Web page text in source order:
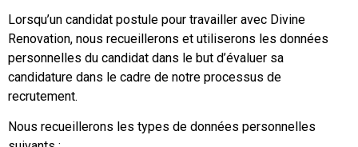
Lorsqu’un candidat postule pour travailler avec Divine
Renovation, nous recueillerons et utiliserons les données
personnelles du candidat dans le but d’évaluer sa
candidature dans le cadre de notre processus de
recrutement.
Nous recueillerons les types de données personnelles